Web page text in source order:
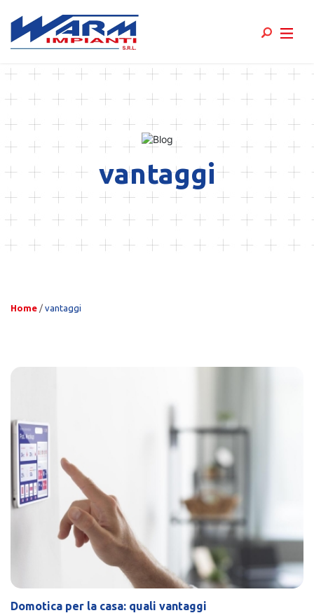
Skip
content
vantaggi
Home / vantaggi
Domotica per la casa: quali vantaggi